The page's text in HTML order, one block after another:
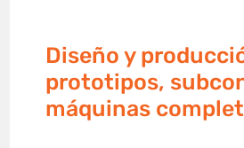
Diseño y
prototipos,
máquinas